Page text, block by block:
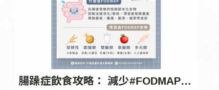
腸躁症飲食攻略： 減少#FODMAP類